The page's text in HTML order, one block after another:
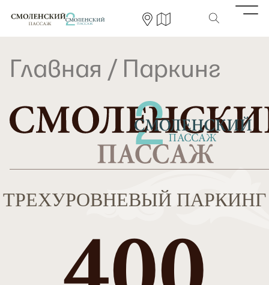
Главная / Паркинг
ТРЕХУРОВНЕВЫЙ ПАРКИНГ